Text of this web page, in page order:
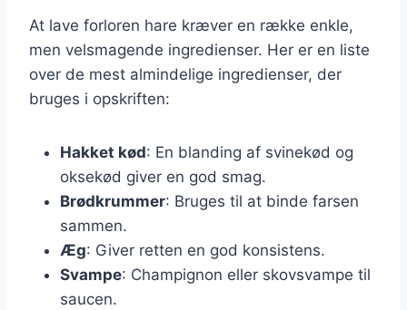
At lave forloren hare kræver en række enkle,
men velsmagende ingredienser. Her er en liste
over de mest almindelige ingredienser, der
bruges i opskriften:
Hakket kød: En blanding af svinekød og
oksekød giver en god smag.
Brødkrummer: Bruges til at binde farsen
sammen.
Æg: Giver retten en god konsistens.
Svampe: Champignon eller skovsvampe til
saucen.